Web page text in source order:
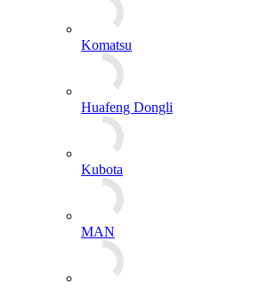
PERKINS
QUANCHAI
SFH/IVECO
Shanghai